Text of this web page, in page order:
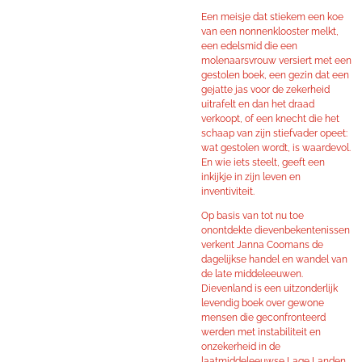
Een meisje dat stiekem een koe
van een nonnenklooster melkt,
een edelsmid die een
molenaarsvrouw versiert met een
gestolen boek, een gezin dat een
gejatte jas voor de zekerheid
uitrafelt en dan het draad
verkoopt, of een knecht die het
schaap van zijn stiefvader opeet:
wat gestolen wordt, is waardevol.
En wie iets steelt, geeft een
inkijkje in zijn leven en
inventiviteit.
Op basis van tot nu toe
onontdekte dievenbekentenissen
verkent Janna Coomans de
dagelijkse handel en wandel van
de late middeleeuwen.
Dievenland is een uitzonderlijk
levendig boek over gewone
mensen die geconfronteerd
werden met instabiliteit en
onzekerheid in de